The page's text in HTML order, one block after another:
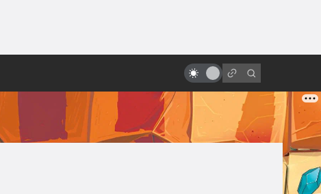
дикой спешке